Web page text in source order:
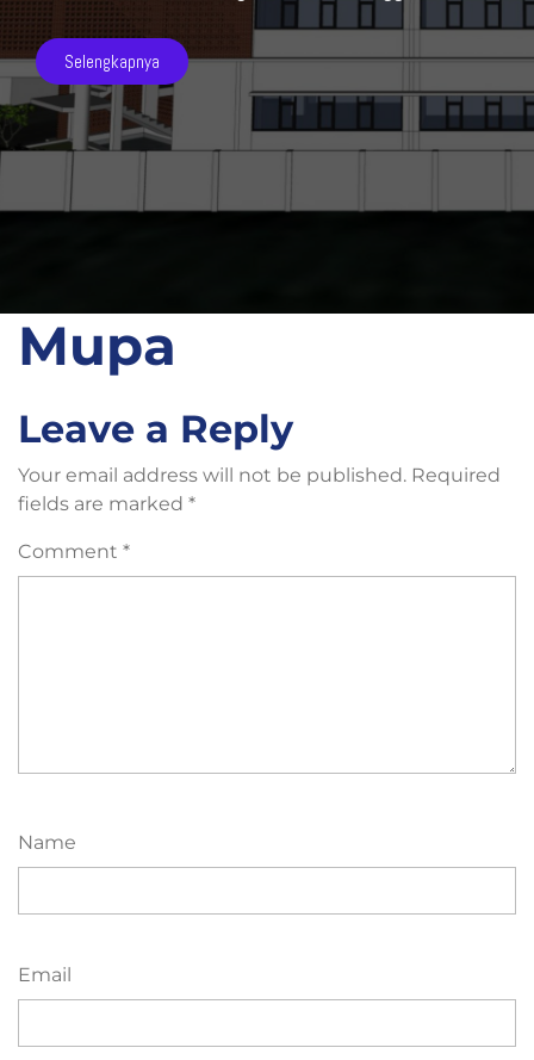
Selengkapnya
Mupa
Leave a Reply
Your email address will not be published. Required
fields are marked *
Comment *
Name
Email